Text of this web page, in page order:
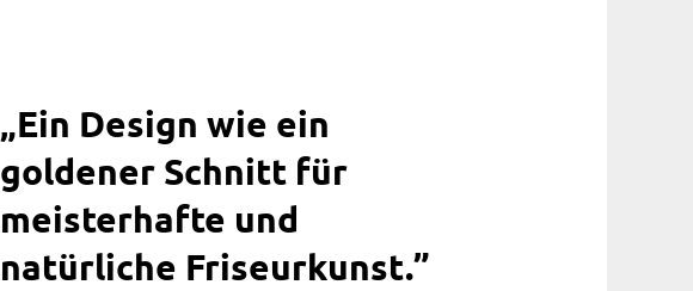
„Ein Design wie ein
goldener Schnitt für
meisterhafte und
natürliche Friseurkunst.”